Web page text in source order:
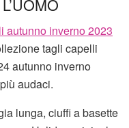
autunno inverno 2023
tagli capelli
autunno inverno
audaci.
lunga, ciuffi a basette